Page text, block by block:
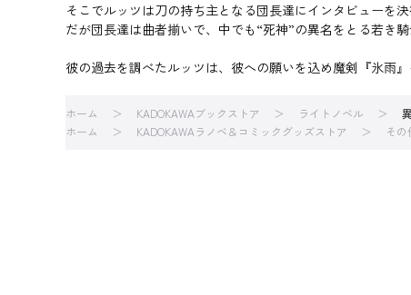
そこでルッツは刀の持ち主となる団長達にインタビューを決
だが団長達は曲者揃いで、中でも“死神”の異名をとる若
彼の過去を調べたルッツは、彼への願いを込め魔剣『氷雨
ホーム KADOKAWAブックストア ライトノベル
ホーム
KADOKAWAラノベ＆コミックグッズストア そ